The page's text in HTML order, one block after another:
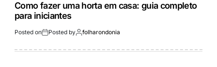
Como fazer uma horta em casa: guia completo
para iniciantes
Posted on Posted by folharondonia